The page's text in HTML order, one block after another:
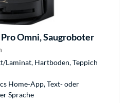
Omni, Saugroboter
Laminat, Hartboden, Teppich
Home-App, Text- oder
Sprache